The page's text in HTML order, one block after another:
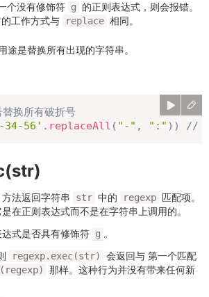
个没有修饰符 g
的正则表达式，则会报错。
的工作方式与 replace 相同。
途是替换所有出现的字符串。
换所有破折号
34-56' . replaceAll ( "-" , ":" ) ) //
方法返回字符串 str 中的 regexp 匹配项。
在正则表达式而不是在字符串上调用的。
式是否具有修饰符 g 。
regexp.exec(str)
会返回与 第一个匹配
那样。这种行为并没有带来任何新